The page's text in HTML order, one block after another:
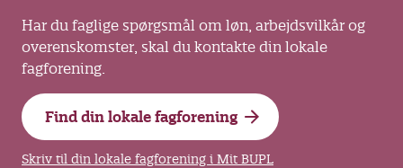
Har du faglige spørgsmål om løn, arbejdsvilkår og
overenskomster, skal du kontakte din lokale
fagforening.
Find din lokale fagforening
Skriv til din lokale fagforening i Mit BUPL